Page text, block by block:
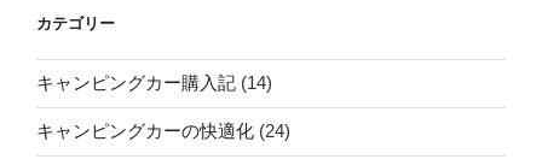
カテゴリー
キャンピングカー購入記 (14)
キャンピングカーの快適化 (24)